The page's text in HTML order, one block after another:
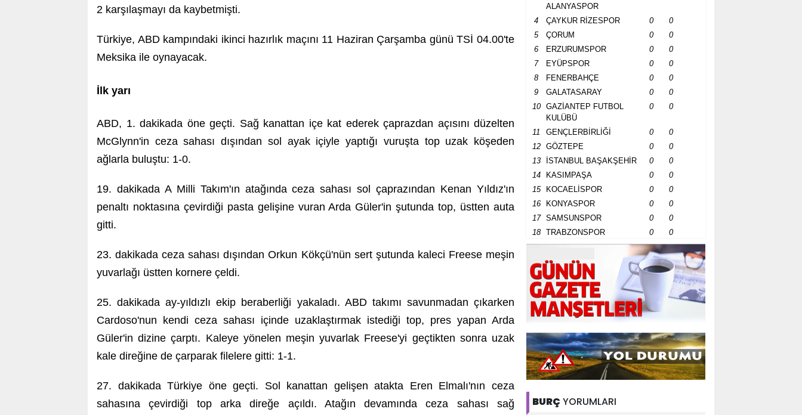
2 karşılaşmayı da kaybetmişti.
Türkiye, ABD kampındaki ikinci hazırlık maçını 11 Haziran Çarşamba günü TSİ 04.00'te
Meksika ile oynayacak.
İlk yarı
ABD, 1. dakikada öne geçti. Sağ kanattan içe kat ederek çaprazdan açısını düzelten
McGlynn'in ceza sahası dışından sol ayak içiyle yaptığı vuruşta top uzak köşeden
ağlarla buluştu: 1-0.
19. dakikada A Milli Takım'ın atağında ceza sahası sol çaprazından Kenan Yıldız'ın
penaltı noktasına çevirdiği pasta gelişine vuran Arda Güler'in şutunda top, üstten auta
gitti.
23. dakikada ceza sahası dışından Orkun Kökçü'nün sert şutunda kaleci Freese meşin
yuvarlağı üstten kornere çeldi.
25. dakikada ay-yıldızlı ekip beraberliği yakaladı. ABD takımı savunmadan çıkarken
Cardoso'nun kendi ceza sahası içinde uzaklaştırmak istediği top, pres yapan Arda
Güler'in dizine çarptı. Kaleye yönelen meşin yuvarlak Freese'yi geçtikten sonra uzak
kale direğine de çarparak filelere gitti: 1-1.
27. dakikada Türkiye öne geçti. Sol kanattan gelişen atakta Eren Elmalı'nın ceza
sahasına çevirdiği top arka direğe açıldı. Atağın devamında ceza sahası sağ
ALANYASPOR
4 ÇAYKUR RİZESPOR 0
0
5
ÇORUM 0
0
6
ERZURUMSPOR 0
0
7
EYÜPSPOR 0
0
8
FENERBAHÇE 0
0
9
GALATASARAY 0
0
10
GAZİANTEP FUTBOL
KULÜBÜ
0 0
11 GENÇLERBİRLİĞİ 0
0
12
GÖZTEPE 0
0
13
İSTANBUL BAŞAKŞEHİR 0
0
14
KASIMPAŞA 0
0
15
KOCAELİSPOR 0
0
16
KONYASPOR 0
0
17
SAMSUNSPOR 0
0
18
TRABZONSPOR 0 0
BURÇ YORUMLARI